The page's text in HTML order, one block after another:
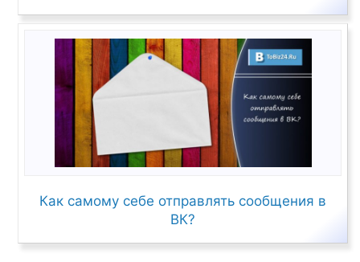
Как самому себе отправлять сообщения в
ВК?